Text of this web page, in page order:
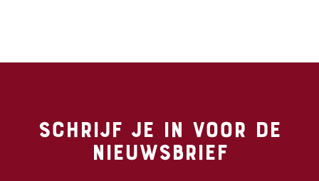
Schrijf je in voor de
nieuwsbrief